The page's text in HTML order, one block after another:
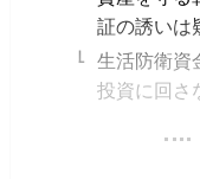
証の誘いは
生活防衛資
投資に回さ